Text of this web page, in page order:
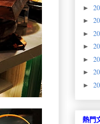
►
►
►
►
►
►
►
熱門